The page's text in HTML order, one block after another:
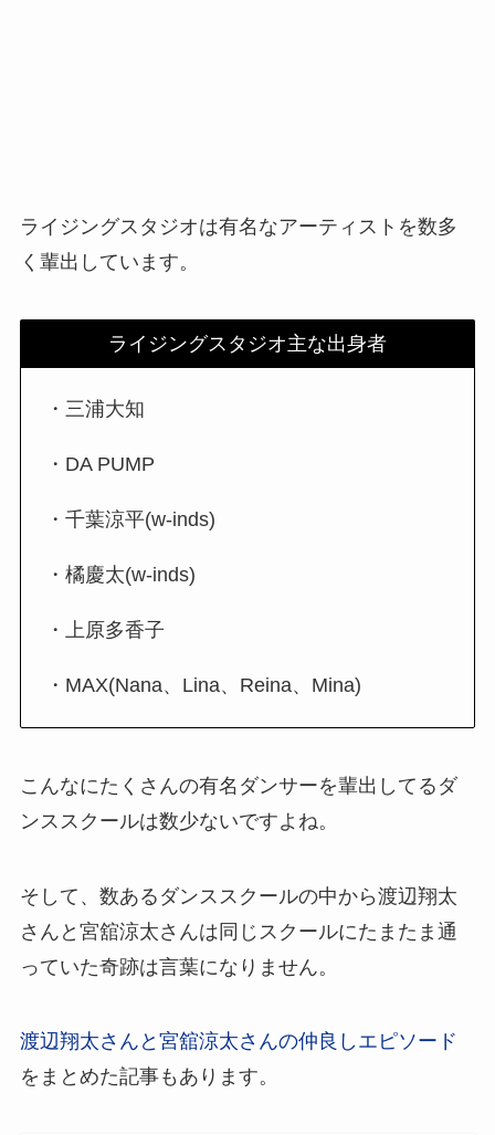
ライジングスタジオは有名なアーティストを数多
く輩出しています。
ライジングスタジオ主な出身者
・三浦大知
・DA PUMP
・千葉涼平(w-inds)
・橘慶太(w-inds)
・上原多香子
・MAX(Nana、Lina、Reina、Mina)
こんなにたくさんの有名ダンサーを輩出してるダ
ンススクールは数少ないですよね。
そして、数あるダンススクールの中から渡辺翔太
さんと宮舘涼太さんは同じスクールにたまたま通
っていた奇跡は言葉になりません。
渡辺翔太さんと宮舘涼太さんの仲良しエピソード
をまとめた記事もあります。